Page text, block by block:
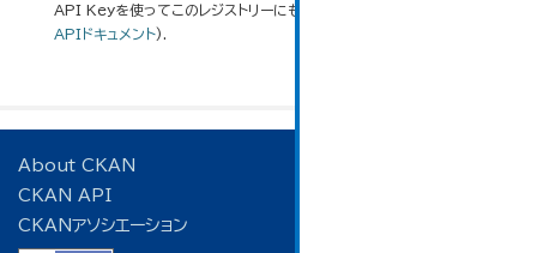
API Keyを使ってこのレジストリーにもアクセス可能です
APIドキュメント).
About CKAN
CKAN API
CKANアソシエーション